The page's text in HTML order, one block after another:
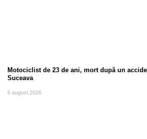
Motociclist de 23 de ani, mort după un
Suceava
6 august 2026